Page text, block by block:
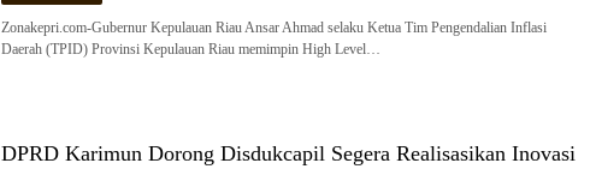
Zonakepri.com-Gubernur Kepulauan Riau Ansar Ahmad selaku Ketua Tim Pengendalian Inflasi
Daerah (TPID) Provinsi Kepulauan Riau memimpin High Level…
DPRD Karimun Dorong Disdukcapil Segera Realisasikan Inovasi